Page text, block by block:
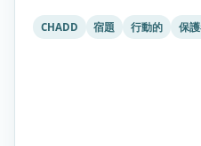
CHADD 宿題 行動的 保